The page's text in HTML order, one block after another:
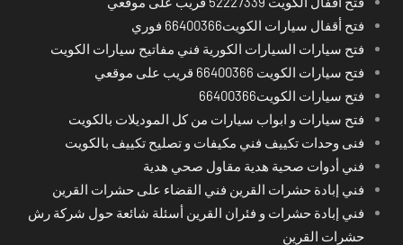
فتح أقفال سيارات الكويت66400366 فوري
فتح سيارات السيارات الكورية فني مفاتيح سيارات الكويت
فتح سيارات الكويت 66400366 قريب على موقعي
فتح سيارات الكويت66400366
فتح سيارات و ابواب سيارات من كل الموديلات بالكويت
فنى وحدات تكييف فني مكيفات و تصليح تكييف بالكويت
فني أدوات صحية هدية مقاول صحي هدية
فني إبادة حشرات القرين فني القضاء على حشرات القرين
فني إبادة حشرات و فئران القرين أسئلة شائعة حول شركة رش
حشرات القرين